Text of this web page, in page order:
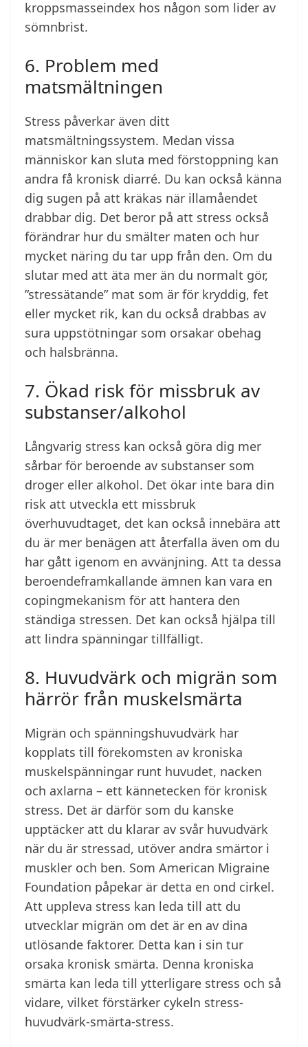
kroppsmasseindex hos någon som lider av
sömnbrist.
6. Problem med
matsmältningen
Stress påverkar även ditt
matsmältningssystem. Medan vissa
människor kan sluta med förstoppning kan
andra få kronisk diarré. Du kan också känna
dig sugen på att kräkas när illamåendet
drabbar dig. Det beror på att stress också
förändrar hur du smälter maten och hur
mycket näring du tar upp från den. Om du
slutar med att äta mer än du normalt gör,
”stressätande” mat som är för kryddig, fet
eller mycket rik, kan du också drabbas av
sura uppstötningar som orsakar obehag
och halsbränna.
7. Ökad risk för missbruk av
substanser/alkohol
Långvarig stress kan också göra dig mer
sårbar för beroende av substanser som
droger eller alkohol. Det ökar inte bara din
risk att utveckla ett missbruk
överhuvudtaget, det kan också innebära att
du är mer benägen att återfalla även om du
har gått igenom en avvänjning. Att ta dessa
beroendeframkallande ämnen kan vara en
copingmekanism för att hantera den
ständiga stressen. Det kan också hjälpa till
att lindra spänningar tillfälligt.
8. Huvudvärk och migrän som
härrör från muskelsmärta
Migrän och spänningshuvudvärk har
kopplats till förekomsten av kroniska
muskelspänningar runt huvudet, nacken
och axlarna – ett kännetecken för kronisk
stress. Det är därför som du kanske
upptäcker att du klarar av svår huvudvärk
när du är stressad, utöver andra smärtor i
muskler och ben. Som American Migraine
Foundation påpekar är detta en ond cirkel.
Att uppleva stress kan leda till att du
utvecklar migrän om det är en av dina
utlösande faktorer. Detta kan i sin tur
orsaka kronisk smärta. Denna kroniska
smärta kan leda till ytterligare stress och så
vidare, vilket förstärker cykeln stress-
huvudvärk-smärta-stress.